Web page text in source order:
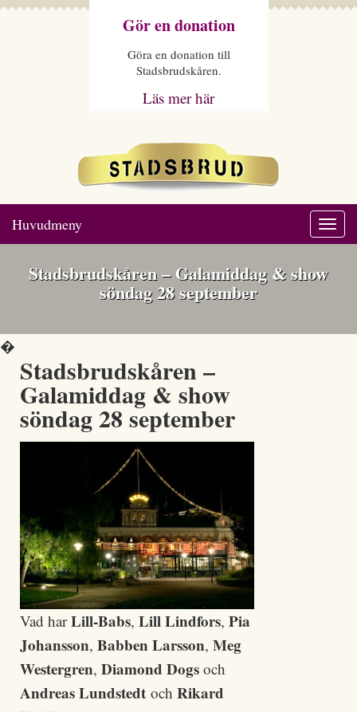
Gör en donation
Göra en donation till
Stadsbrudskåren.
Läs mer här
Huvudmeny
Stadsbrudskåren – Galamiddag & show
söndag 28 september
�
Stadsbrudskåren –
Galamiddag & show
söndag 28 september
Vad harLill-Babs, Lill Lindfors, Pia
Johansson, Babben Larsson, Meg
Westergren, Diamond Dogs och
Andreas Lundstedt och Rikard